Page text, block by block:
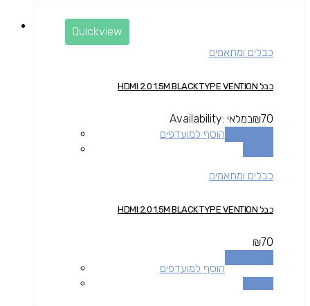
Quickview
כבלים ומתאמים
כבל HDMI 2.0 1.5M BLACK TYPE VENTION
₪70
Availability: במלאי
הוסף למועדפים
כבלים ומתאמים
כבל HDMI 2.0 1.5M BLACK TYPE VENTION
₪70
הוסף למועדפים